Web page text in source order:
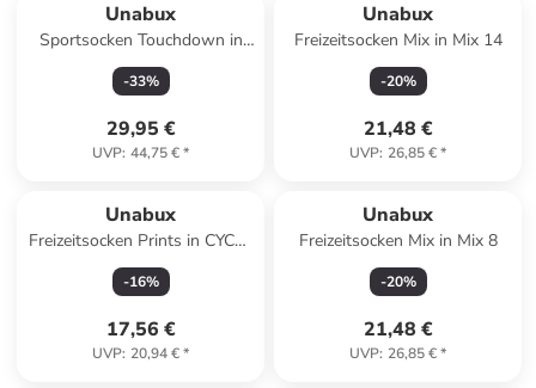
Unabux
Sportsocken Touchdown in
weiß/HOLD FAST
-33%
29,95 €
UVP: 44,75 €*
Unabux
Freizeitsocken Mix in Mix 14
-20%
21,48 €
UVP: 26,85 €*
Unabux
Freizeitsocken Prints in CYCLE
JUNIOR
-16%
17,56 €
UVP: 20,94 €*
Unabux
Freizeitsocken Mix in Mix 8
-20%
21,48 €
UVP: 26,85 €*